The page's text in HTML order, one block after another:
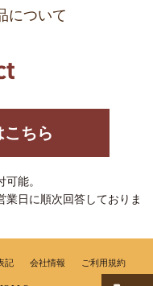
について
こちら
能。
業日に順次回答しておりま
記 会社情報 ご利用規約